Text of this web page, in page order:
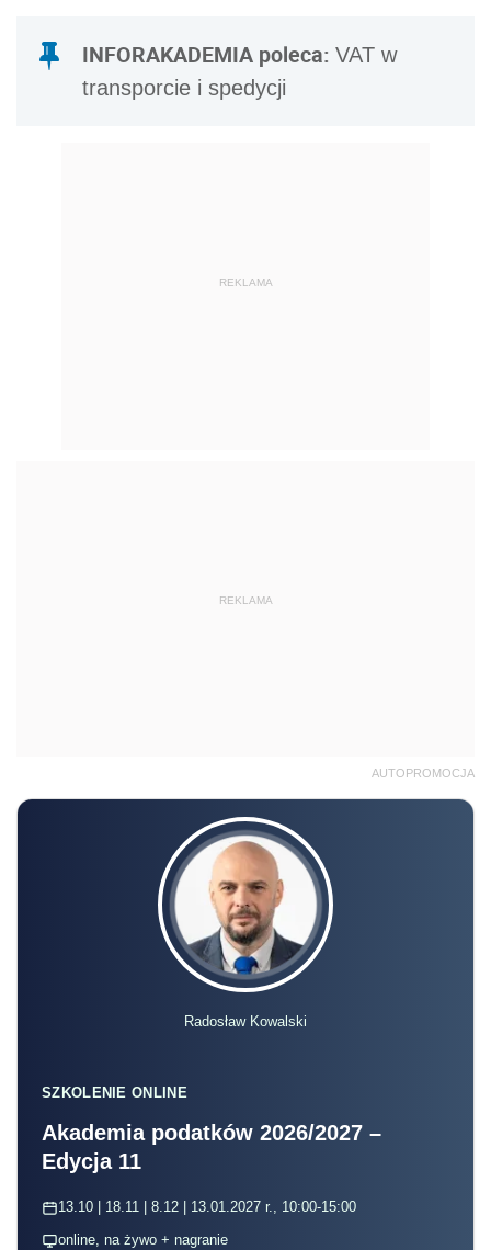
INFORAKADEMIA poleca: VAT w
transporcie i spedycji
REKLAMA
REKLAMA
AUTOPROMOCJA
Radosław Kowalski
SZKOLENIE ONLINE
Akademia podatków 2026/2027 –
Edycja 11
13.10 | 18.11 | 8.12 | 13.01.2027 r., 10:00-15:00
online, na żywo + nagranie